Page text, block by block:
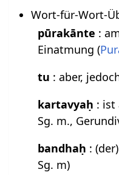
Wort-für-Wort-
pūrakānte :
Einatmung (
tu : aber,
kartavyaḥ : ist
Sg. m.,
bandhaḥ :
Sg. m)